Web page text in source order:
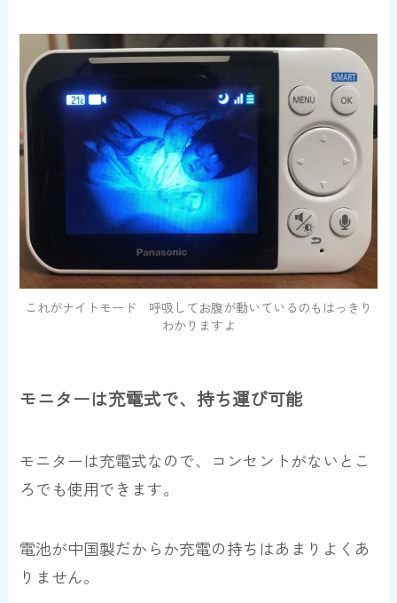
これがナイトモード 呼吸してお腹が動いているのもはっきり
わかりますよ
モニターは充電式で、持ち運び可能
モニターは充電式なので、コンセントがないとこ
ろでも使用できます。
電池が中国製だからか充電の持ちはあまりよくあ
りません。